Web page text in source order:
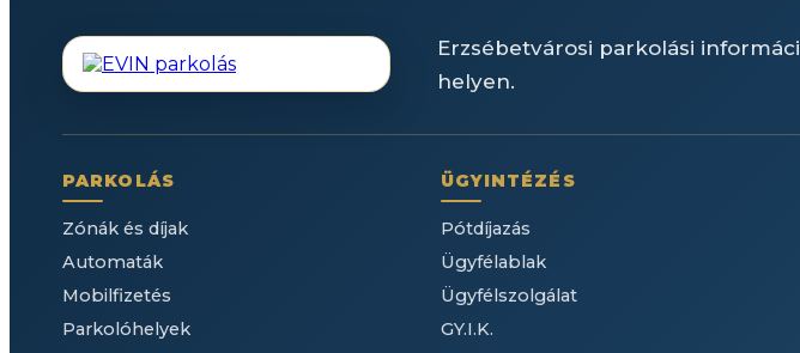
Erzsébetvárosi parkolási
helyen.
PARKOLÁS
Zónák és díjak
Automaták
Mobilfizetés
Parkolóhelyek
ÜGYINTÉZÉS
Pótdíjazás
Ügyfélablak
Ügyfélszolgálat
GY.I.K.